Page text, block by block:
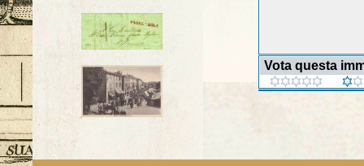
Vota questa